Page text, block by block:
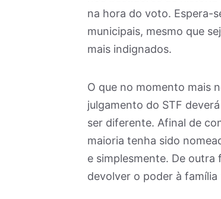
na hora do voto. Espera-
municipais, mesmo que
mais indignados.
O que no momento mais
julgamento do STF
ser diferente. Afinal de
maioria tenha sido
e simplesmente. De outra
devolver o poder à